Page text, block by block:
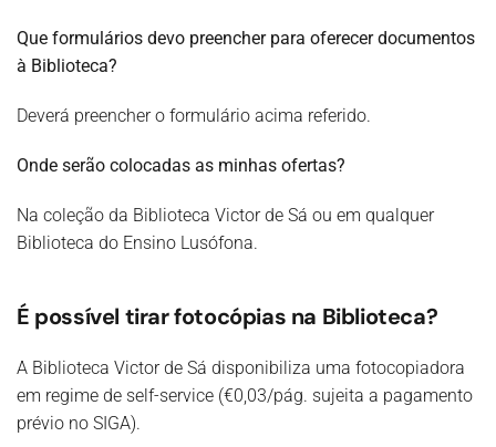
Que formulários devo preencher para oferecer documentos
à Biblioteca?
Deverá preencher o formulário acima referido.
Onde serão colocadas as minhas ofertas?
Na coleção da Biblioteca Victor de Sá ou em qualquer
Biblioteca do Ensino Lusófona.
É possível tirar fotocópias na Biblioteca?
A Biblioteca Victor de Sá disponibiliza uma fotocopiadora
em regime de self-service (€0,03/pág. sujeita a pagamento
prévio no SIGA).